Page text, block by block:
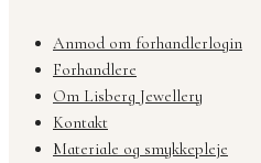
Anmod om forhandlerlogin
Forhandlere
Om Lisberg Jewellery
Kontakt
Materiale og smykkepleje